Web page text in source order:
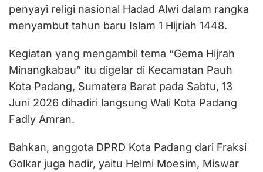
penyayi religi nasional Hadad Alwi dalam rangka
menyambut tahun baru Islam 1 Hijriah 1448.
Kegiatan yang mengambil tema “Gema Hijrah
Minangkabau” itu digelar di Kecamatan Pauh
Kota Padang, Sumatera Barat pada Sabtu, 13
Juni 2026 dihadiri langsung Wali Kota Padang
Fadly Amran.
Bahkan, anggota DPRD Kota Padang dari Fraksi
Golkar juga hadir, yaitu Helmi Moesim, Miswar